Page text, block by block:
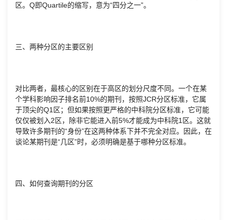
区。Q即Quartile的缩写，意为“四分之一”。
三、两种分区的主要区别
对比两者，最核心的区别在于高区的划分尺度不同。一个在某
个学科影响因子排名前10%的期刊，按照JCR分区标准，它属
于顶尖的Q1区；但如果按照更严格的中科院分区标准，它可能
仅仅被划入2区，除非它能进入前5%才能成为中科院1区。这就
导致许多期刊的“身份”在这两种体系下并不完全对应。因此，在
谈论某期刊是“几区”时，必须明确是基于哪种分区标准。
四、如何查询期刊的分区